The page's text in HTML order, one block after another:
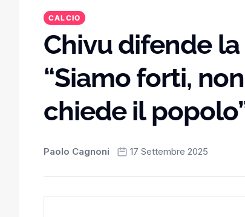
CALCIO
Chivu difende
“Siamo forti,
chiede il
Paolo Cagnoni 17 Settembre 2025